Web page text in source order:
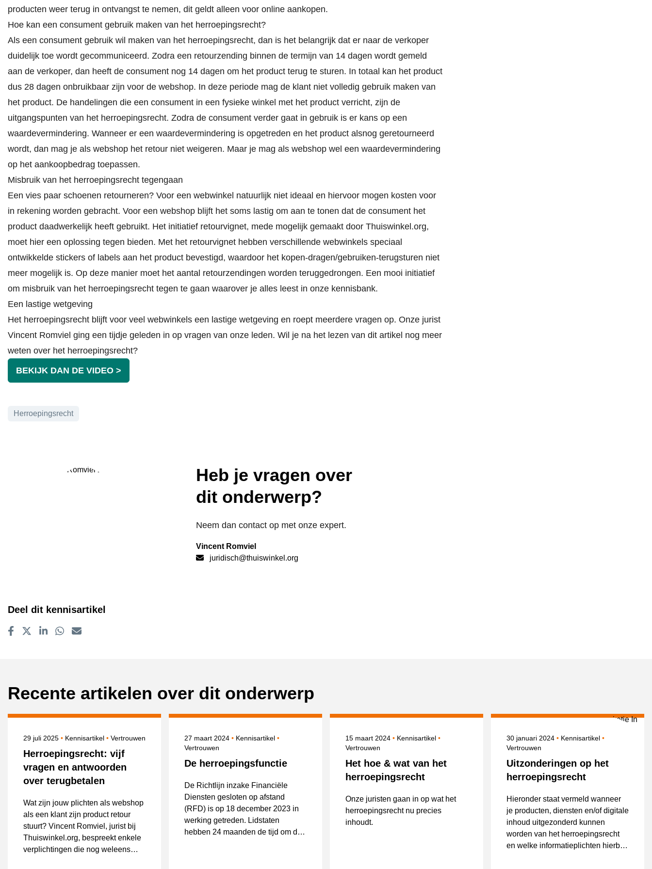
producten weer terug in ontvangst te nemen, dit geldt alleen voor online aankopen.
Hoe kan een consument gebruik maken van het herroepingsrecht?
Als een consument gebruik wil maken van het herroepingsrecht, dan is het belangrijk dat er naar de verkoper
duidelijk toe wordt gecommuniceerd. Zodra een retourzending binnen de termijn van 14 dagen wordt gemeld
aan de verkoper, dan heeft de consument nog 14 dagen om het product terug te sturen. In totaal kan het product
dus 28 dagen onbruikbaar zijn voor de webshop. In deze periode mag de klant niet volledig gebruik maken van
het product. De handelingen die een consument in een fysieke winkel met het product verricht, zijn de
uitgangspunten van het herroepingsrecht. Zodra de consument verder gaat in gebruik is er kans op een
waardevermindering. Wanneer er een waardevermindering is opgetreden en het product alsnog geretourneerd
wordt, dan mag je als webshop het retour niet weigeren. Maar je mag als webshop wel een waardevermindering
op het aankoopbedrag toepassen.
Misbruik van het herroepingsrecht tegengaan
Een vies paar schoenen retourneren? Voor een webwinkel natuurlijk niet ideaal en hiervoor mogen kosten voor
in rekening worden gebracht. Voor een webshop blijft het soms lastig om aan te tonen dat de consument het
product daadwerkelijk heeft gebruikt. Het initiatief retourvignet, mede mogelijk gemaakt door Thuiswinkel.org,
moet hier een oplossing tegen bieden. Met het retourvignet hebben verschillende webwinkels speciaal
ontwikkelde stickers of labels aan het product bevestigd, waardoor het kopen-dragen/gebruiken-terugsturen niet
meer mogelijk is. Op deze manier moet het aantal retourzendingen worden teruggedrongen. Een mooi initiatief
om misbruik van het herroepingsrecht tegen te gaan waarover je alles leest in onze kennisbank.
Een lastige wetgeving
Het herroepingsrecht blijft voor veel webwinkels een lastige wetgeving en roept meerdere vragen op. Onze jurist
Vincent Romviel ging een tijdje geleden in op vragen van onze leden. Wil je na het lezen van dit artikel nog meer
weten over het herroepingsrecht?
BEKIJK DAN DE VIDEO >
Onderwerpen
Herroepingsrecht
Heb je vragen over
dit onderwerp?
Neem dan contact op met onze expert.
Vincent Romviel
juridisch@thuiswinkel.org
Deel dit kennisartikel
Recente artikelen over dit onderwerp
Herroepingsrecht: vijf
vragen en antwoorden
over terugbetalen
Gepubliceerd op
29 juli 2025 Kennisartikel Onderwerpen
Vertrouwen
Wat zijn jouw plichten als webshop
als een klant zijn product retour
stuurt? Vincent Romviel, jurist bij
Thuiswinkel.org, bespreekt enkele
verplichtingen die nog weleens
De herroepingsfunctie
Gepubliceerd op
27 maart 2024 Kennisartikel Onderwerpen
Vertrouwen
De Richtlijn inzake Financiële
Diensten gesloten op afstand
(RFD) is op 18 december 2023 in
werking getreden. Lidstaten
hebben 24 maanden de tijd om de
Het hoe & wat van het
herroepingsrecht
Gepubliceerd op
15 maart 2024 Kennisartikel Onderwerpen
Vertrouwen
Onze juristen gaan in op wat het
herroepingsrecht nu precies
inhoudt.
Uitzonderingen op het
herroepingsrecht
Gepubliceerd op
30 januari 2024 Kennisartikel Onderwerpen
Vertrouwen
Hieronder staat vermeld wanneer
je producten, diensten en/of digitale
inhoud uitgezonderd kunnen
worden van het herroepingsrecht
en welke informatieplichten hierbij